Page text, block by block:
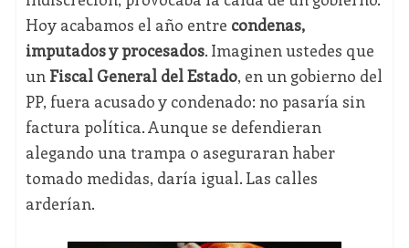
Hoy acabamos el año entre condenas,
imputados y procesados. Imaginen ustedes que
un Fiscal General del Estado, en un gobierno del
PP, fuera acusado y condenado: no pasaría sin
factura política. Aunque se defendieran
alegando una trampa o aseguraran haber
tomado medidas, daría igual. Las calles
arderían.